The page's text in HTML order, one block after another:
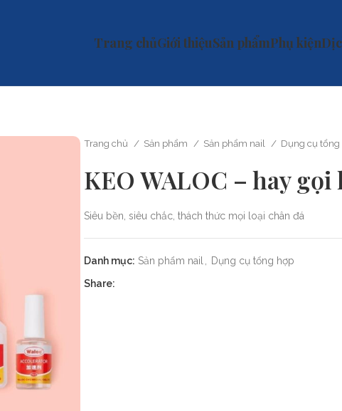
Trang chủGiới thiệuSản phẩmPhụ kiện
Trang chủ Sản phẩm Sản phẩm nail Dụng cụ
KEO WALOC – hay gọi
Siêu bền, siêu chắc, thách thức mọi loại chân đá
Danh mục: Sản phẩm nail
Dụng cụ tổng hợp
Share: